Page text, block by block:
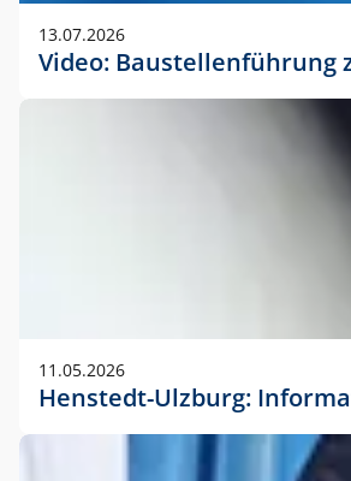
13.07.2026
Video: Baustellenführung
11.05.2026
Henstedt-Ulzburg: